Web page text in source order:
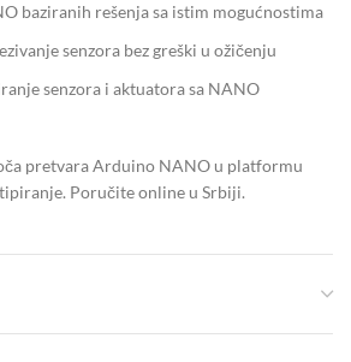
baziranih rešenja sa istim mogućnostima
senzora bez greški u ožičenju
senzora i aktuatora sa NANO
pretvara Arduino NANO u platformu
Poručite online u Srbiji.